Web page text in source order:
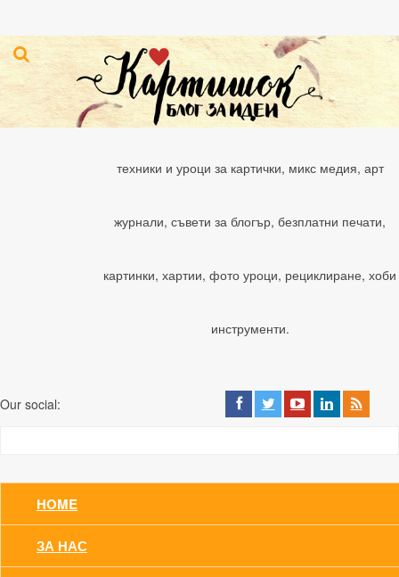
техники и уроци за картички, микс медия, арт
журнали, съвети за блогър, безплатни печати,
картинки, хартии, фото уроци, рециклиране, хоби
инструменти.
Our social:
HOME
ЗА НАС